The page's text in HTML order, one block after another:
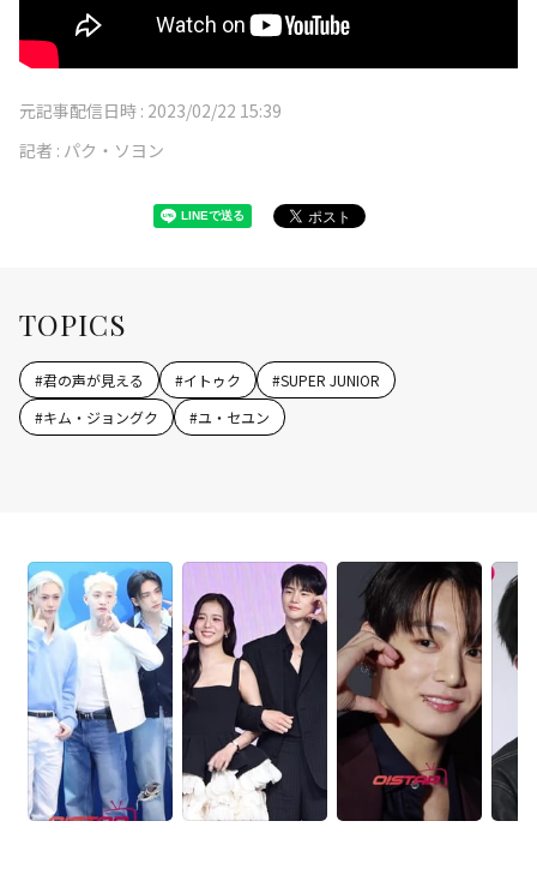
元記事配信日時 : 2023/02/22 15:39
記者 : パク・ソヨン
TOPICS
#君の声が見える #イトゥク #SUPER JUNIOR
#キム・ジョングク #ユ・セユン